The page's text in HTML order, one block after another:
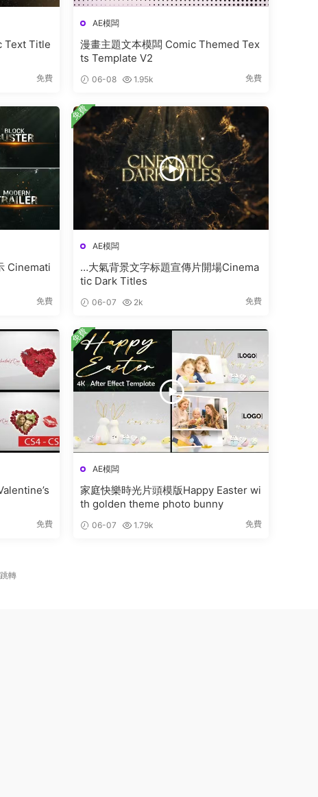
Text Title
免費
AE模闆
漫畫主題文本模闆 Comic Themed Tex
ts Template V2
06-08 1.95k 免費
免費
AE模闆
…大氣背景文字标題宣傳片開場Cinema
tic Dark Titles
06-07 2k 免費
免費
免費
AE模闆
家庭快樂時光片頭模版Happy Easter wi
th golden theme photo bunny
06-07 1.79k 免費
免費
跳轉